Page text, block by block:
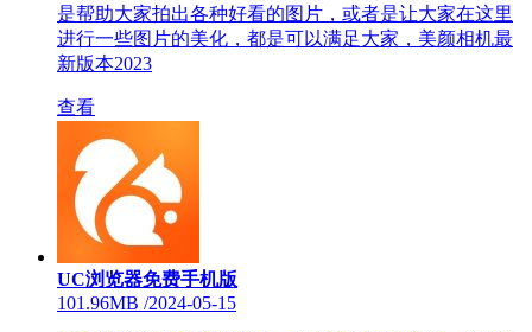
是帮助大家拍出各种好看的图片，或者是让大家在这里
进行一些图片的美化，都是可以满足大家，美颜相机最
新版本2023
查看
UC浏览器免费手机版
101.96MB /2024-05-15